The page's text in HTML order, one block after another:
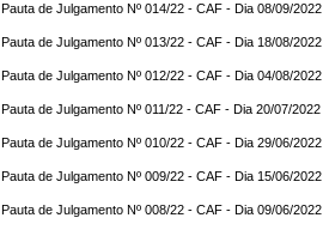
Pauta de Julgamento Nº 014/22 - CAF - Dia 08/09/2022
Pauta de Julgamento Nº 013/22 - CAF - Dia 18/08/2022
Pauta de Julgamento Nº 012/22 - CAF - Dia 04/08/2022
Pauta de Julgamento Nº 011/22 - CAF - Dia 20/07/2022
Pauta de Julgamento Nº 010/22 - CAF - Dia 29/06/2022
Pauta de Julgamento Nº 009/22 - CAF - Dia 15/06/2022
Pauta de Julgamento Nº 008/22 - CAF - Dia 09/06/2022